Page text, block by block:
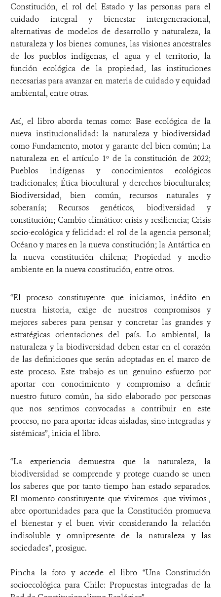
Constitución, el rol del Estado y las personas para el
cuidado integral y bienestar intergeneracional,
alternativas de modelos de desarrollo y naturaleza, la
naturaleza y los bienes comunes, las visiones ancestrales
de los pueblos indígenas, el agua y el territorio, la
función ecológica de la propiedad, las instituciones
necesarias para avanzar en materia de cuidado y equidad
ambiental, entre otras.
Así, el libro aborda temas como: Base ecológica de la
nueva institucionalidad: la naturaleza y biodiversidad
como Fundamento, motor y garante del bien común; La
naturaleza en el artículo 1º de la constitución de 2022;
Pueblos indígenas y conocimientos ecológicos
tradicionales; Ética biocultural y derechos bioculturales;
Biodiversidad, bien común, recursos naturales y
soberanía; Recursos genéticos, biodiversidad y
constitución; Cambio climático: crisis y resiliencia; Crisis
socio-ecológica y felicidad: el rol de la agencia personal;
Océano y mares en la nueva constitución; la Antártica en
la nueva constitución chilena; Propiedad y medio
ambiente en la nueva constitución, entre otros.
“El proceso constituyente que iniciamos, inédito en
nuestra historia, exige de nuestros compromisos y
mejores saberes para pensar y concretar las grandes y
estratégicas orientaciones del país. Lo ambiental, la
naturaleza y la biodiversidad deben estar en el corazón
de las definiciones que serán adoptadas en el marco de
este proceso. Este trabajo es un genuino esfuerzo por
aportar con conocimiento y compromiso a definir
nuestro futuro común, ha sido elaborado por personas
que nos sentimos convocadas a contribuir en este
proceso, no para aportar ideas aisladas, sino integradas y
sistémicas”, inicia el libro.
“La experiencia demuestra que la naturaleza, la
biodiversidad se comprende y protege cuando se unen
los saberes que por tanto tiempo han estado separados.
El momento constituyente que viviremos -que vivimos-,
abre oportunidades para que la Constitución promueva
el bienestar y el buen vivir considerando la relación
indisoluble y omnipresente de la naturaleza y las
sociedades”, prosigue.
Pincha la foto y accede el libro “Una Constitución
socioecológica para Chile: Propuestas integradas de la